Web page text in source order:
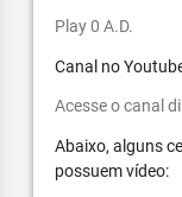
Play 0 A.D.
Canal no
Acesse o canal
Abaixo, alguns
possuem vídeo: